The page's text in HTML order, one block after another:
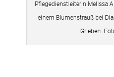
Pflegedienstleiterin Melissa
einem Blumenstrauß bei
Grieben.